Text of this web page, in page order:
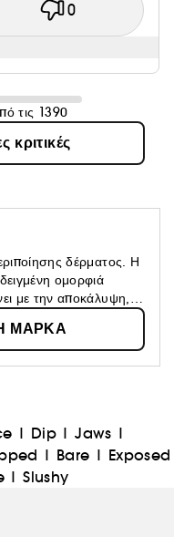
0
τις 1390
κριτικές
δέρματος. Η
ομορφιά
με την αποκάλυψη,
στο δέρμα σας.
ΜΑΡΚΑ
| Dip |Jaws |
| Bare | Exposed
|Slushy